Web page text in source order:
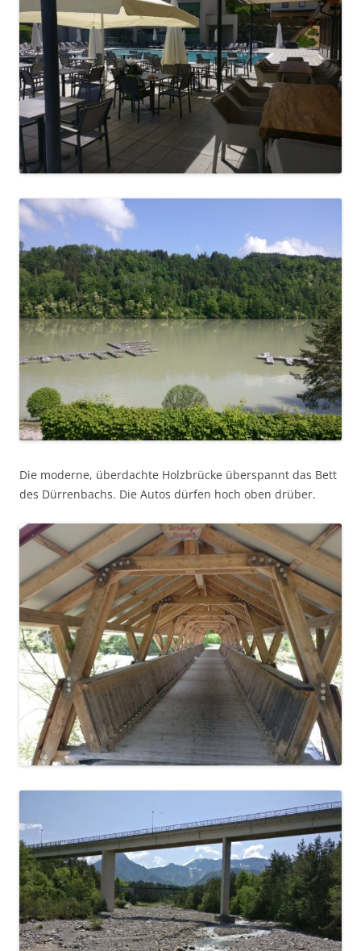
Die moderne, überdachte Holzbrücke überspannt das Bett
des Dürrenbachs. Die Autos dürfen hoch oben drüber.